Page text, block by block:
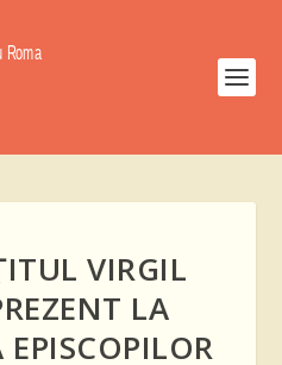
VIRGIL
LA